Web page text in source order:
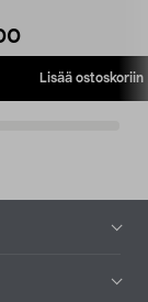
Lisää ostoskoriin